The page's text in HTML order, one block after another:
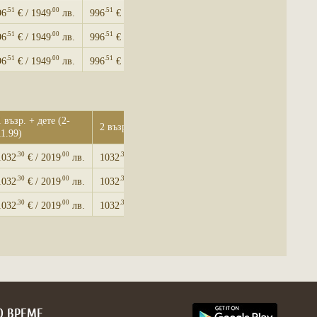
.51 € / 1949.00 лв. 996.51 € / 1949
.51 € / 1949.00 лв. 996.51 € / 1949
.51 € / 1949.00 лв. 996.51 € / 1949
възр. + дете (2-
2 възр.
.30 € / 2019.00 лв. 1032.30
.30 € / 2019.00 лв. 1032.30
.30 € / 2019.00 лв. 1032.30
ВРЕМЕ